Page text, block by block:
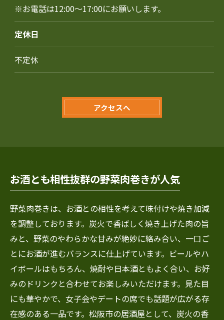
※お電話は12:00～17:00にお願いします。
定休日
不定休
アクセスへ
お酒とも相性抜群の野菜肉巻きが人気
野菜肉巻きは、お酒との相性を考えて味付けや焼き加減
を調整しております。炭火で香ばしく焼き上げた肉の旨
みと、野菜のやわらかな甘みが絶妙に絡み合い、一口ご
とにお酒が進むバランスに仕上げています。ビールやハ
イボールはもちろん、焼酎や日本酒ともよく合い、お好
みのドリンクと合わせてお楽しみいただけます。見た目
にも華やかで、女子会やデートの席でも話題が広がる存
在感のある一品です。松阪市の居酒屋として、炭火の香